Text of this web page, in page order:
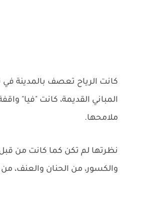
كانت الرياح تعصف بالمدينة في
المباني القديمة، كانت "فيا"
ملامحها.
نظرتها لم تكن كما كانت من
والكسور، من الحنان والعنف، من